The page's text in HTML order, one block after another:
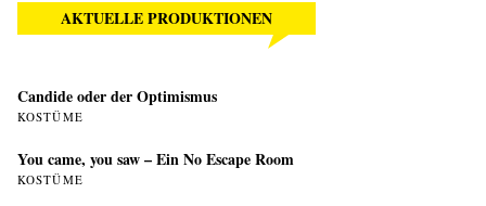
AKTUELLE PRODUKTIONEN
Candide oder der Optimismus
KOSTÜME
You came, you saw – Ein No Escape Room
KOSTÜME